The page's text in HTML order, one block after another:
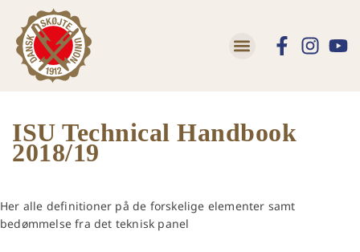
ISU Technical Handbook
2018/19
Her alle definitioner på de forskelige elementer samt
bedømmelse fra det teknisk panel